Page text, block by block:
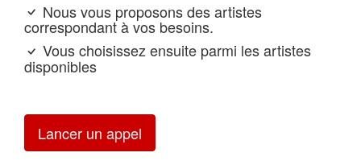
Nous vous proposons des artistes
correspondant à vos besoins.
Vous choisissez ensuite parmi les artistes
disponibles
Lancer un appel